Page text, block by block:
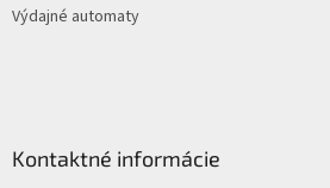
Výdajné automaty
Kontaktné informácie